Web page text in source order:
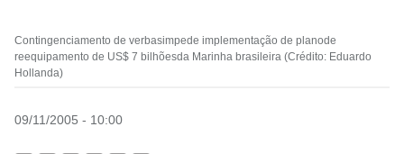
Contingenciamento de verbasimpede implementação de planode
reequipamento de US$ 7 bilhõesda Marinha brasileira (Crédito: Eduardo
Hollanda)
09/11/2005 - 10:00